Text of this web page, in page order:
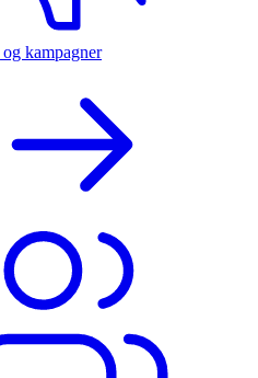
kampagner